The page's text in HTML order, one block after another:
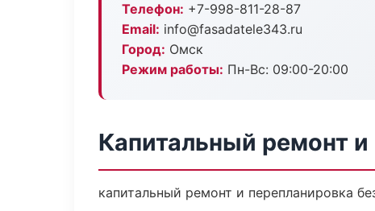
Телефон: +7-998-811-28-87
Email: info@fasadatele343.ru
Город: Омск
Режим работы: Пн-Вс: 09:00-20:00
Капитальный ремонт
капитальный ремонт и перепланировка